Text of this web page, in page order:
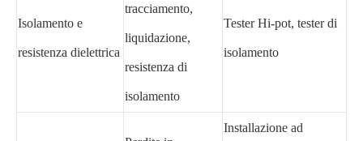
Isolamento e
resistenza dielettrica
tracciamento,
liquidazione,
resistenza di
isolamento
Tester Hi-pot, tester di
isolamento
Installazione ad